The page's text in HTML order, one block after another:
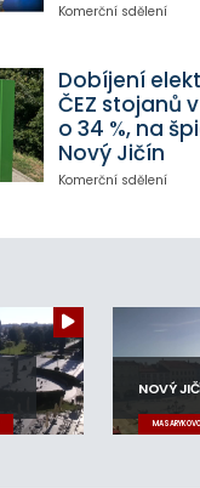
Komerční sdělení
Dobíjení
ČEZ stojanů
o 34 %, na
Nový Jičín
Komerční sdělení
NOVÝ